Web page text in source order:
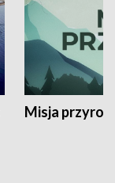
Misja